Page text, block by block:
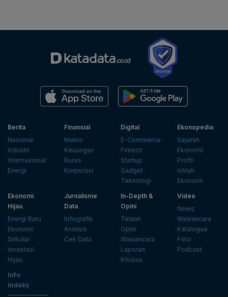
Berita
Nasional
Industri
Internasional
Energi
Finansial
Makro
Keuangan
Bursa
Korporasi
Digital
E-Commerce
Fintech
Startup
Gadget
Teknologi
Ekonopedia
Sejarah
Ekonomi
Profil
Istilah
Ekonomi
Ekonomi
Hijau
Energi Baru
Ekonomi
Sirkular
Investasi
Hijau
Jurnalisme
Data
Infografik
Analisis
Cek Data
In-Depth &
Opini
Telaah
Opini
Wawancara
Laporan
Khusus
Video
News
Wawancara
Katalogue
Foto
Podcast
Info
Indeks